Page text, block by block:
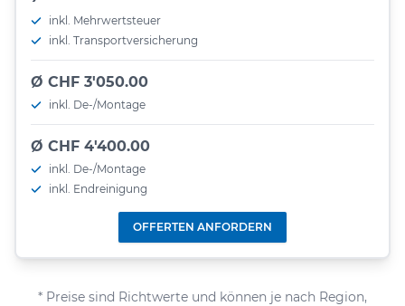
inkl. Mehrwertsteuer
inkl. Transportversicherung
Ø CHF 3'050.00
inkl. De-/Montage
Ø CHF 4'400.00
inkl. De-/Montage
inkl. Endreinigung
OFFERTEN ANFORDERN
* Preise sind Richtwerte und können je nach Region,